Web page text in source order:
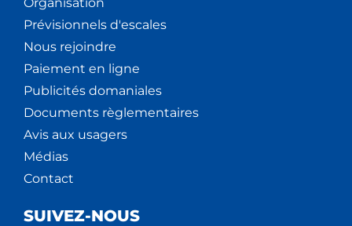
Prévisionnels d'escales
Nous rejoindre
Paiement en ligne
Publicités domaniales
Documents règlementaires
Avis aux usagers
Médias
Contact
SUIVEZ-NOUS